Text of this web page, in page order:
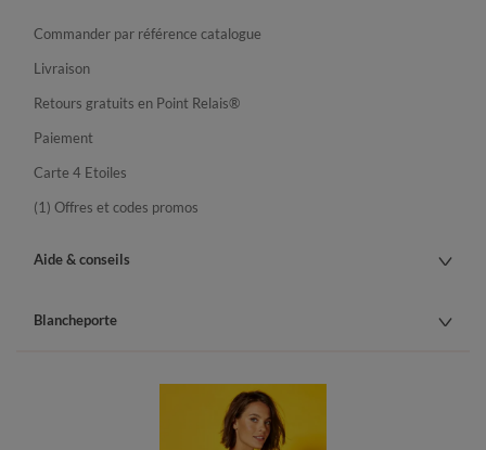
Commander par référence catalogue
Livraison
Retours gratuits en Point Relais®
Paiement
Carte 4 Etoiles
(1) Offres et codes promos
Aide & conseils
Blancheporte